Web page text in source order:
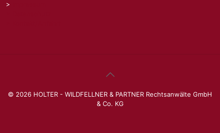
>
© 2026 HOLTER - WILDFELLNER & PARTNER Rechtsanwälte GmbH
& Co. KG